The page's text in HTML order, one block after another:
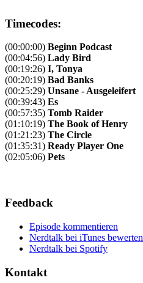
Timecodes:
(00:00:00) Beginn Podcast
(00:04:56) Lady Bird
(00:19:26) I, Tonya
(00:20:19) Bad Banks
(00:25:29) Unsane - Ausgeleifert
(00:39:43) Es
(00:57:35) Tomb Raider
(01:10:19) The Book of Henry
(01:21:23) The Circle
(01:35:31) Ready Player One
(02:05:06) Pets
Feedback
Episode kommentieren
Nerdtalk bei iTunes bewerten
Nerdtalk bei Spotify
Kontakt